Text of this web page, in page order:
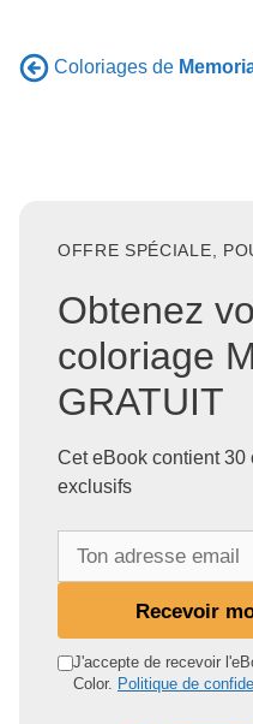
Coloriages de
OFFRE SPÉCIALE,
Obtenez
coloriage
GRATUIT
Cet eBook contient
exclusifs
d
Recevoir
J'accepte de recevoir
Color. Politique de